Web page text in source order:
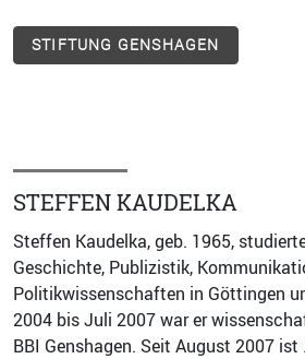
STIFTUNG GENSHAGEN
STEFFEN KAUDELKA
Steffen Kaudelka, geb. 1965,
Geschichte, Publizistik,
Politikwissenschaften in Göttingen
2004 bis Juli 2007 war er
BBI Genshagen. Seit August 2007 ist